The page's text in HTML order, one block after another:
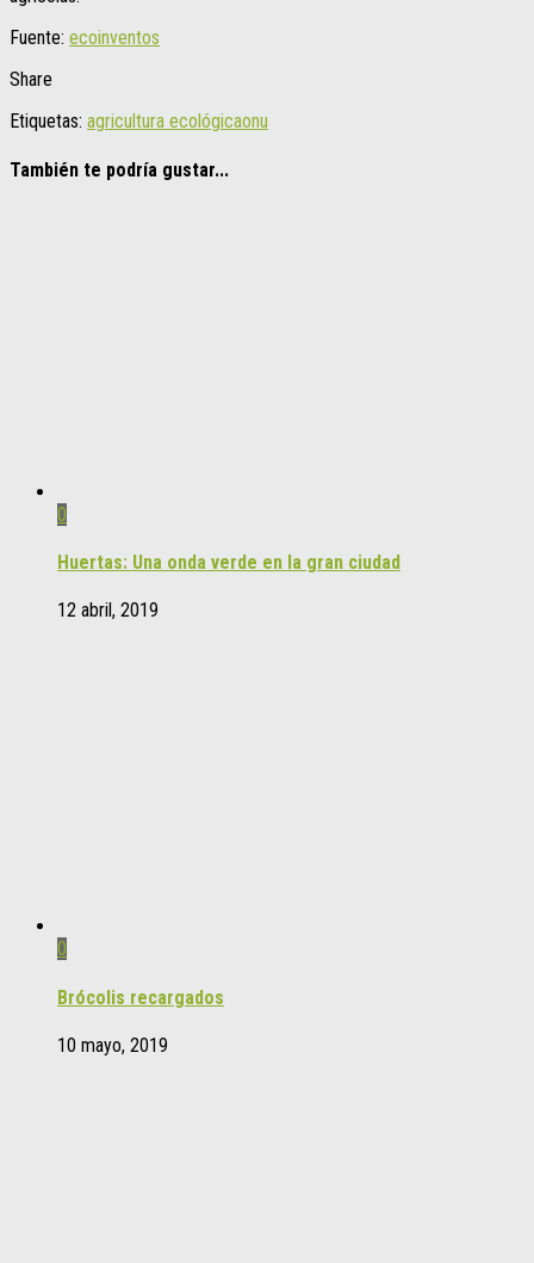
Fuente: ecoinventos
Share
Etiquetas: agricultura ecológicaonu
También te podría gustar...
0
Huertas: Una onda verde en la gran ciudad
12 abril, 2019
0
Brócolis recargados
10 mayo, 2019